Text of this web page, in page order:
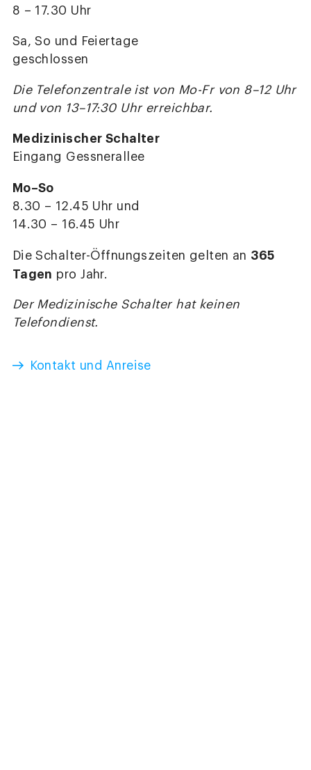
8 – 17.30 Uhr
Sa, So und Feiertage
geschlossen
Die Telefonzentrale ist von Mo-Fr von 8–12 Uhr
und von 13–17:30 Uhr erreichbar.
Medizinischer Schalter
Eingang Gessnerallee
Mo–So
8.30 – 12.45 Uhr und
14.30 – 16.45 Uhr
Die Schalter-Öffnungszeiten gelten an 365
Tagen pro Jahr.
Der Medizinische Schalter hat keinen
Telefondienst.
Kontakt und Anreise